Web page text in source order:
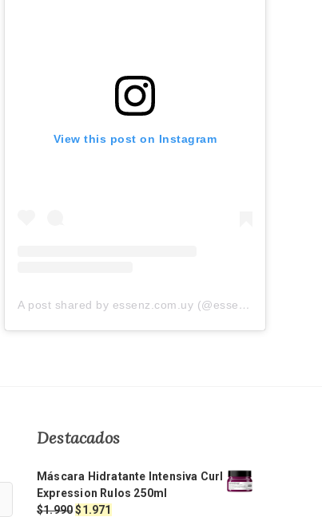
View this post on Instagram
A post shared by essenz.com.uy (@essenz.com.uy)
Destacados
Máscara Hidratante Intensiva Curl
Expression Rulos 250ml
$1.990El
$1.971